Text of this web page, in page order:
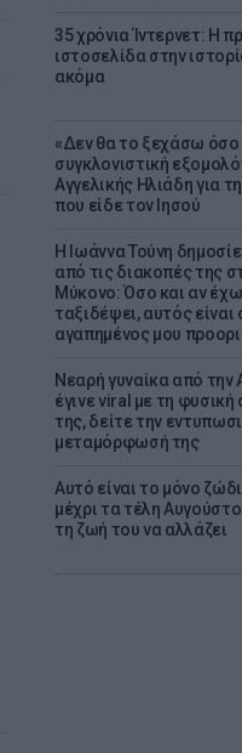
35 χρόνια Ίντερνετ: Η
ιστοσελίδα στην
ακόμα
«Δεν θα το ξεχάσω όσο
συγκλονιστική
Αγγελικής Ηλιάδη για
που είδε τον Ιησού
Η Ιωάννα Τούνη
από τις διακοπές της
Μύκονο: Όσο και αν έχω
ταξιδέψει, αυτός είναι
αγαπημένος μου
Νεαρή γυναίκα από την
έγινε viral με τη
της, δείτε την
μεταμόρφωσή της
Αυτό είναι το μόνο
μέχρι τα τέλη
τη ζωή του να αλλάζει